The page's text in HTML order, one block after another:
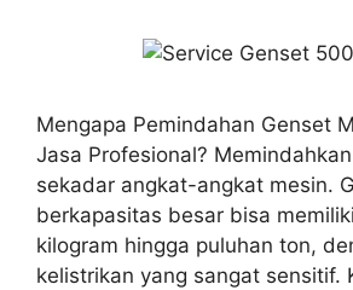
Mengapa Pemindahan Genset
Jasa Profesional?
sekadar angkat-angkat mesin.
berkapasitas besar bisa
kilogram hingga puluhan ton,
kelistrikan yang sangat sensitif.